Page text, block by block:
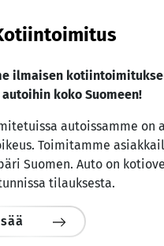
ilmaisen
koko Suomeen!
autoissamme on
Toimitamme
Suomen. Auto on
tilauksesta.